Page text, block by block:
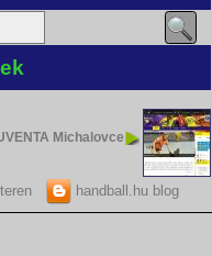
Michalovce
handball.hu blog